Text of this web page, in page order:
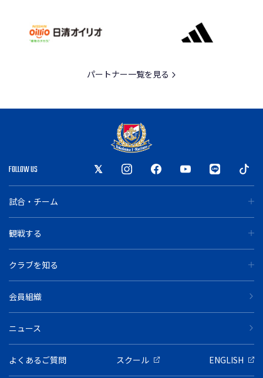
パートナー一覧を見る
FOLLOW US
試合・チーム
観戦する
クラブを知る
会員組織
ニュース
よくあるご質問 スクール ENGLISH